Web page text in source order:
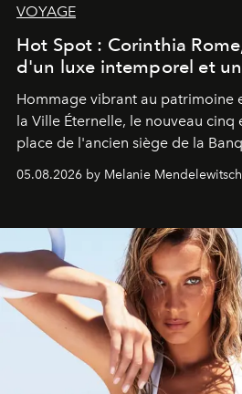
VOYAGE
Hot Spot : Corinthia
d'un luxe intemporel et
Hommage vibrant au patrimoine
la Ville Éternelle, le nouveau
place de l'ancien siège de la
de vivre Romain dans toute son
05.08.2026 by Melanie Mendelewitsch